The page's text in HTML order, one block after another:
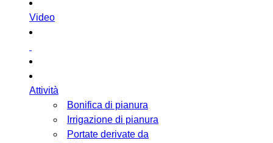
Video
Attività
Bonifica di pianura
Irrigazione di pianura
Portate derivate da